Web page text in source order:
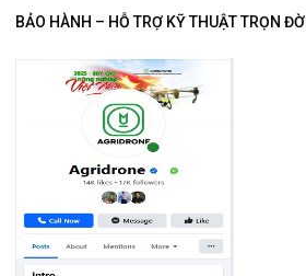
BẢO HÀNH – HỖ TRỢ KỸ THUẬT TRỌN ĐỜI